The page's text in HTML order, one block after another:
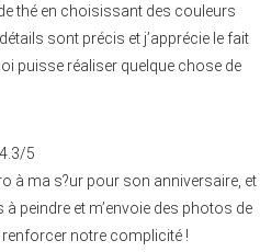
thé en choisissant des couleurs
sont précis et j’apprécie le fait
puisse réaliser quelque chose de
4.3/5
à ma s?ur pour son anniversaire, et
à peindre et m’envoie des photos de
notre complicité !